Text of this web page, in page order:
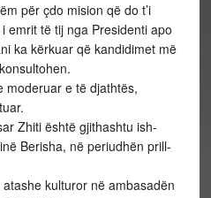
për çdo mision që do t’i
emrit të tij nga Presidenti apo
ka kërkuar që kandidimet më
moderuar e të djathtës,
Zhiti është gjithashtu ish-
Berisha, në periudhën prill-
kulturor në ambasadën